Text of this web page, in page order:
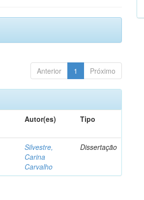
Anterior 1 Próximo
Autor(es) Tipo
Silvestre,
Carina
Carvalho
Dissertação